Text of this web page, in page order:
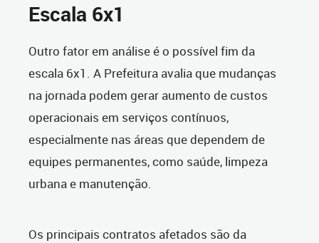
Escala 6x1
Outro fator em análise é o possível fim da
escala 6x1. A Prefeitura avalia que mudanças
na jornada podem gerar aumento de custos
operacionais em serviços contínuos,
especialmente nas áreas que dependem de
equipes permanentes, como saúde, limpeza
urbana e manutenção.
Os principais contratos afetados são da